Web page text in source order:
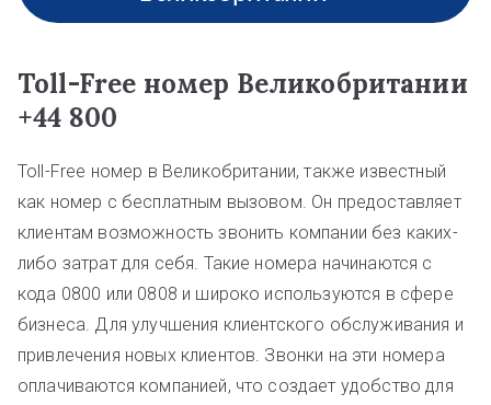
Toll-Free номер Великобритании
+44 800
Toll-Free номер в Великобритании, также известный
как номер с бесплатным вызовом. Он предоставляет
клиентам возможность звонить компании без каких-
либо затрат для себя. Такие номера начинаются с
кода 0800 или 0808 и широко используются в сфере
бизнеса. Для улучшения клиентского обслуживания и
привлечения новых клиентов. Звонки на эти номера
оплачиваются компанией, что создает удобство для